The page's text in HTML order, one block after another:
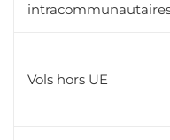
Vols hors UE